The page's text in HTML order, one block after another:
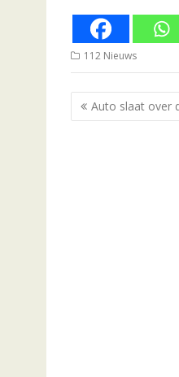
112 Nieuws
Bericht
navigatie
Auto slaat over